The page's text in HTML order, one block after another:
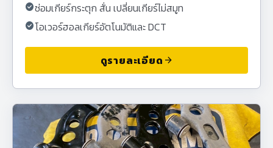
check_circleซ่อมเกียร์กระตุก สั่น เปลี่ยนเกียร์ไม่สมูท
check_circleโอเวอร์ฮอลเกียร์อัตโนมัติและ DCT
ดูรายละเอียด arrow_forward